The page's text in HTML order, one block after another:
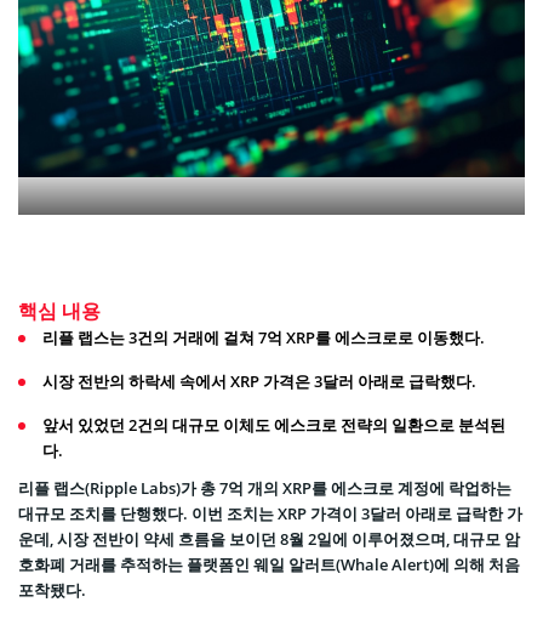
핵심 내용
리플 랩스는 3건의 거래에 걸쳐 7억 XRP를 에스크로로 이동했다.
시장 전반의 하락세 속에서 XRP 가격은 3달러 아래로 급락했다.
앞서 있었던 2건의 대규모 이체도 에스크로 전략의 일환으로 분석된
다.
리플 랩스(Ripple Labs)가 총 7억 개의 XRP를 에스크로 계정에 락업하는
대규모 조치를 단행했다. 이번 조치는 XRP 가격이 3달러 아래로 급락한 가
운데, 시장 전반이 약세 흐름을 보이던 8월 2일에 이루어졌으며, 대규모 암
호화폐 거래를 추적하는 플랫폼인 웨일 알러트(Whale Alert)에 의해 처음
포착됐다.